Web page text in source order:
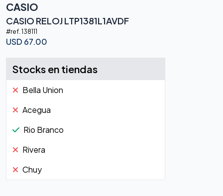
CASIO
CASIO RELOJ LTP1381L1AVDF
#ref. 138111
USD 67.00
Stocks en tiendas
Bella Union
Acegua
Rio Branco
Rivera
Chuy